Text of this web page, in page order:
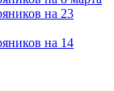
на 23
на 14